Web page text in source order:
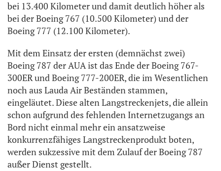
bei 13.400 Kilometer und damit deutlich höher als
bei der Boeing 767 (10.500 Kilometer) und der
Boeing 777 (12.100 Kilometer).
Mit dem Einsatz der ersten (demnächst zwei)
Boeing 787 der AUA ist das Ende der Boeing 767-
300ER und Boeing 777-200ER, die im Wesentlichen
noch aus Lauda Air Beständen stammen,
eingeläutet. Diese alten Langstreckenjets, die allein
schon aufgrund des fehlenden Internetzugangs an
Bord nicht einmal mehr ein ansatzweise
konkurrenzfähiges Langstreckenprodukt boten,
werden sukzessive mit dem Zulauf der Boeing 787
außer Dienst gestellt.